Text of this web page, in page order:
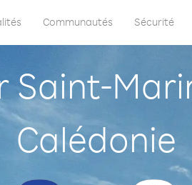
Communautés Sécurité
Calédonie